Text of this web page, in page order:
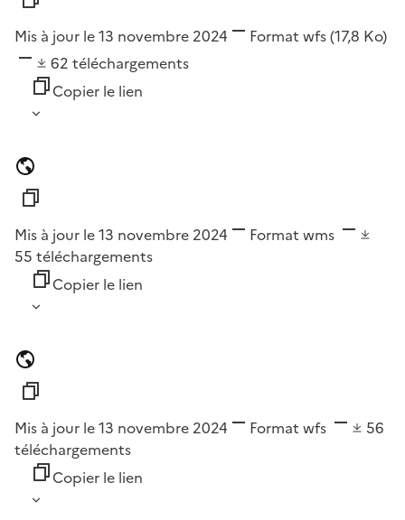
Mis à jour le 13 novembre 2024 Format wfs(17,8 Ko)
62 téléchargements
Copier le lien
Mis à jour le 13 novembre 2024 Format wms
55 téléchargements
Copier le lien
Mis à jour le 13 novembre 2024 Format wfs
56
téléchargements
Copier le lien